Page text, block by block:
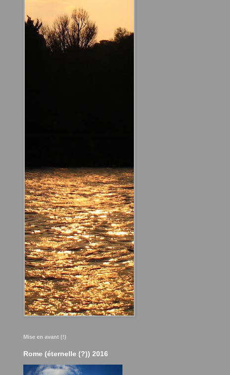
Mise en avant (!)
Rome (éternelle (?)) 2016